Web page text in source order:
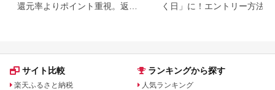
還元率よりポイント重視。返礼
く日」に！エントリー方法や
サイト比較
楽天ふるさと納税
ランキングから探す
人気ランキング